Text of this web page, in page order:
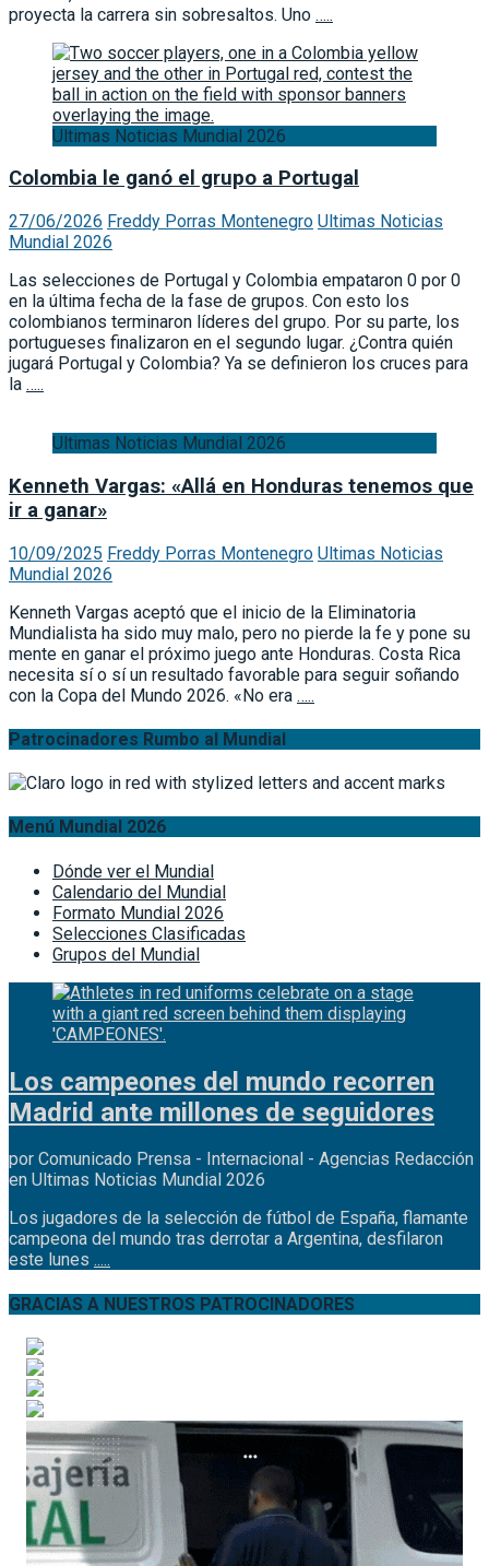
proyecta la carrera sin sobresaltos. Uno …..
Ultimas Noticias Mundial 2026
Colombia le ganó el grupo a Portugal
27/06/2026 Freddy Porras Montenegro Ultimas Noticias
Mundial 2026
Las selecciones de Portugal y Colombia empataron 0 por 0
en la última fecha de la fase de grupos. Con esto los
colombianos terminaron líderes del grupo. Por su parte, los
portugueses finalizaron en el segundo lugar. ¿Contra quién
jugará Portugal y Colombia? Ya se definieron los cruces para
la …..
Ultimas Noticias Mundial 2026
Kenneth Vargas: «Allá en Honduras tenemos que
ir a ganar»
10/09/2025 Freddy Porras Montenegro Ultimas Noticias
Mundial 2026
Kenneth Vargas aceptó que el inicio de la Eliminatoria
Mundialista ha sido muy malo, pero no pierde la fe y pone su
mente en ganar el próximo juego ante Honduras. Costa Rica
necesita sí o sí un resultado favorable para seguir soñando
con la Copa del Mundo 2026. «No era …..
Patrocinadores Rumbo al Mundial
Menú Mundial 2026
Dónde ver el Mundial
Calendario del Mundial
Formato Mundial 2026
Selecciones Clasificadas
Grupos del Mundial
Los campeones del mundo recorren
Madrid ante millones de seguidores
por Comunicado Prensa - Internacional - Agencias Redacción
en Ultimas Noticias Mundial 2026
Los jugadores de la selección de fútbol de España, flamante
campeona del mundo tras derrotar a Argentina, desfilaron
este lunes .....
GRACIAS A NUESTROS PATROCINADORES